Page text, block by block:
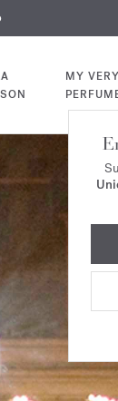
9 de agosto
MY